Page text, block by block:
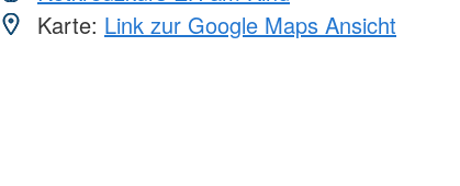
Karte: Link zur Google Maps Ansicht